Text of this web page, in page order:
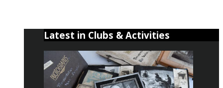
Latest in Clubs & Activities